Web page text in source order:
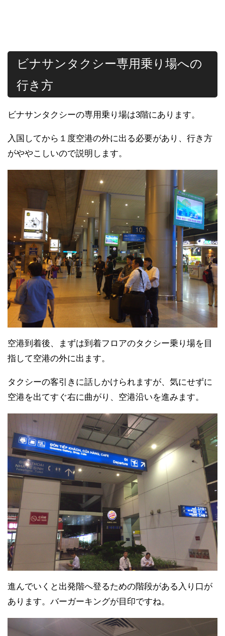
ビナサンタクシー専用乗り場への
行き方
ビナサンタクシーの専用乗り場は3階にあります。
入国してから１度空港の外に出る必要があり、行き方
がややこしいので説明します。
空港到着後、まずは到着フロアのタクシー乗り場を目
指して空港の外に出ます。
タクシーの客引きに話しかけられますが、気にせずに
空港を出てすぐ右に曲がり、空港沿いを進みます。
進んでいくと出発階へ登るための階段がある入り口が
あります。バーガーキングが目印ですね。